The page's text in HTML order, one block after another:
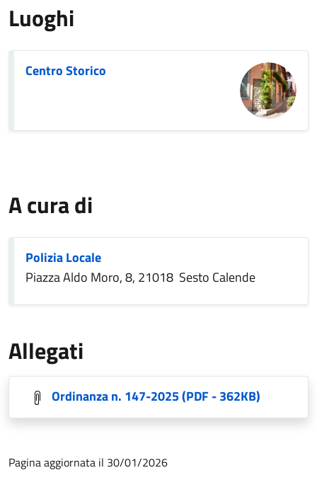
Luoghi
Centro Storico
A cura di
Polizia Locale
Piazza Aldo Moro, 8, 21018 Sesto Calende
Allegati
Ordinanza n. 147-2025(PDF - 362KB)
Pagina aggiornata il 30/01/2026